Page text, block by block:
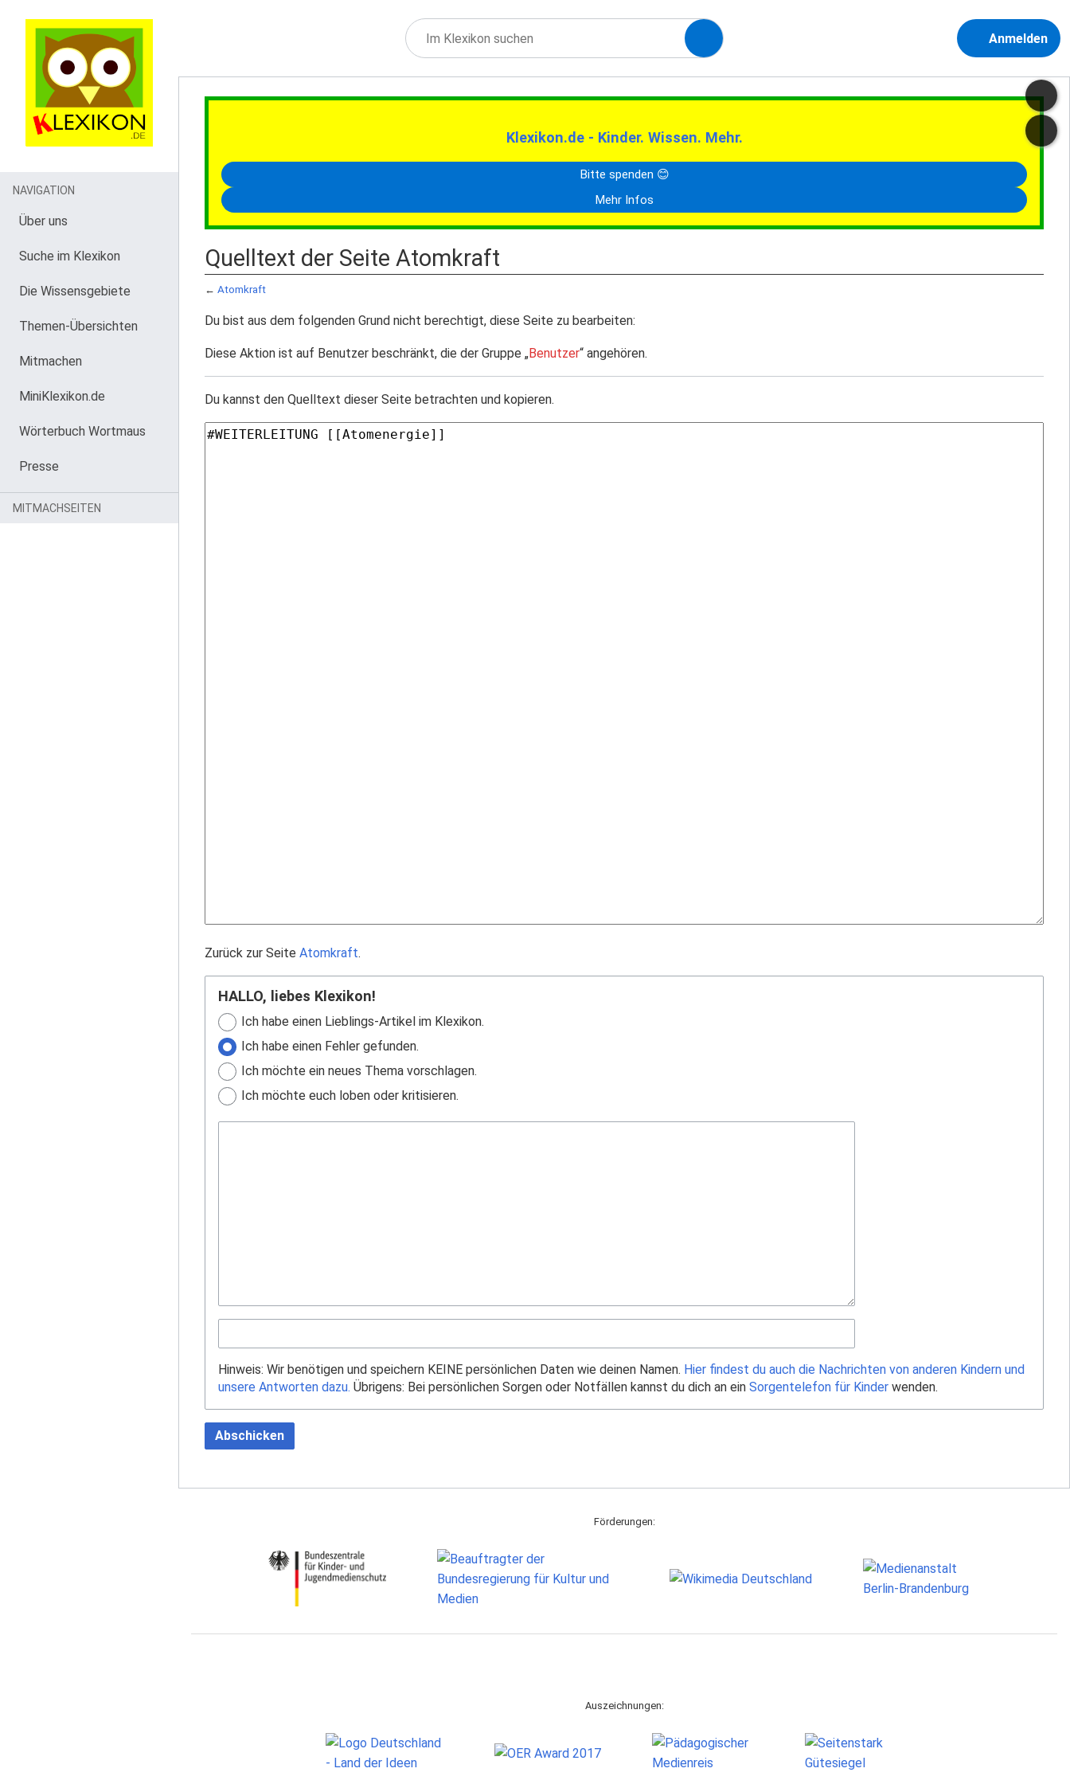
Anmelden
Klexikon.de - Kinder. Wissen. Mehr.
Bitte spenden 😊
Mehr Infos
Quelltext der Seite Atomkraft
← Atomkraft
Du bist aus dem folgenden Grund nicht berechtigt, diese Seite zu bearbeiten:
Diese Aktion ist auf Benutzer beschränkt, die der Gruppe „Benutzer“ angehören.
Du kannst den Quelltext dieser Seite betrachten und kopieren.
Zurück zur Seite Atomkraft.
HALLO, liebes Klexikon!
Ich habe einen Lieblings-Artikel im Klexikon.
Ich habe einen Fehler gefunden.
Ich möchte ein neues Thema vorschlagen.
Ich möchte euch loben oder kritisieren.
Hinweis: Wir benötigen und speichern KEINE persönlichen Daten wie deinen Namen. Hier findest du auch die Nachrichten von anderen Kindern und
unsere Antworten dazu. Übrigens: Bei persönlichen Sorgen oder Notfällen kannst du dich an ein Sorgentelefon für Kinder wenden.
Abschicken
NAVIGATION
Über uns
Suche im Klexikon
Die Wissensgebiete
Themen-Übersichten
Mitmachen
MiniKlexikon.de
Wörterbuch Wortmaus
Presse
MITMACHSEITEN
Förderungen:
Auszeichnungen: